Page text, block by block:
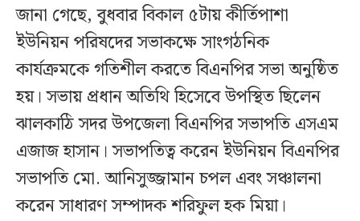
জানা গেছে, বুধবার বিকাল ৫টায় কীর্তিপাশা
ইউনিয়ন পরিষদের সভাকক্ষে সাংগঠনিক
কার্যক্রমকে গতিশীল করতে বিএনপির সভা অনুষ্ঠিত
হয়। সভায় প্রধান অতিথি হিসেবে উপস্থিত ছিলেন
ঝালকাঠি সদর উপজেলা বিএনপির সভাপতি এসএম
এজাজ হাসান। সভাপতিত্ব করেন ইউনিয়ন বিএনপির
সভাপতি মো. আনিসুজ্জামান চপল এবং সঞ্চালনা
করেন সাধারণ সম্পাদক শরিফুল হক মিয়া।